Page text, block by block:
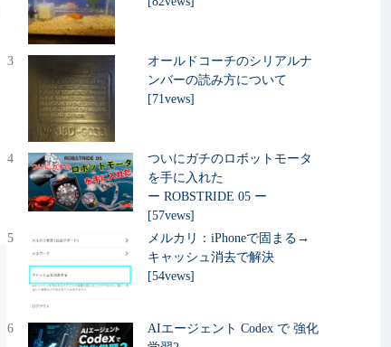
3
オールドコーチのシリアルナ
ンバーの読み方について
[71vews]
4
ついにガチのロボットモータ
を手に入れた
ー ROBSTRIDE 05 ー
[57vews]
5
メルカリ：iPhoneで固まる→
キャッシュ消去で解決
[54vews]
6
AIエージェント Codex で 強化